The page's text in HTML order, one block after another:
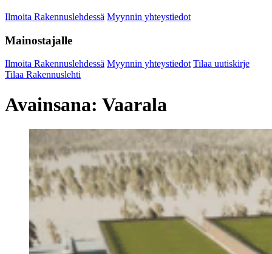
Ilmoita Rakennuslehdessä Myynnin yhteystiedot
Mainostajalle
Ilmoita Rakennuslehdessä Myynnin yhteystiedot Tilaa uutiskirje
Tilaa Rakennuslehti
Avainsana: Vaarala